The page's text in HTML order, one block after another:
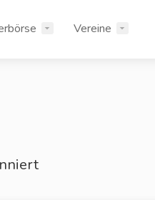
Vereine